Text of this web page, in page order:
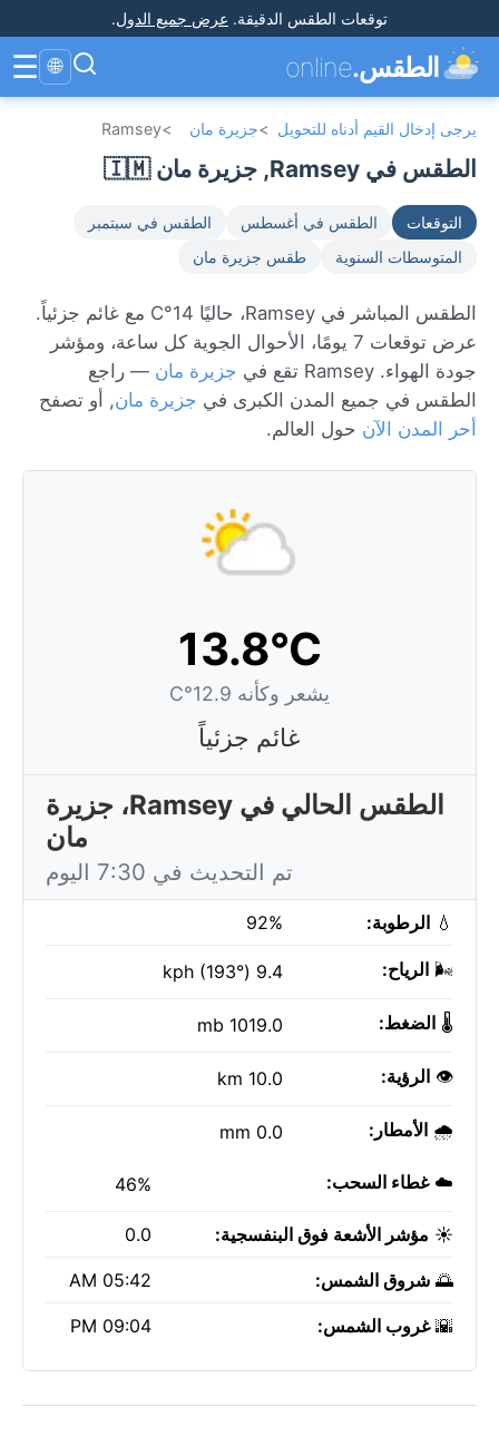
توقعات الطقس الدقيقة. عرض جميع الدول.
الطقس.online
🌐
☰
يرجى إدخال القيم أدناه للتحويل >جزيرة مان >
Ramsey
الطقس في Ramsey, جزيرة مان 🇮🇲
التوقعات الطقس في أغسطس
الطقس في سبتمبر
المتوسطات السنوية
طقس جزيرة مان
الطقس المباشر في Ramsey، حاليًا 14°C مع غائم جزئياً.
عرض توقعات 7 يومًا، الأحوال الجوية كل ساعة، ومؤشر
جودة الهواء. Ramsey تقع في
جزيرة مان — راجع
الطقس في جميع المدن الكبرى في جزيرة مان, أو تصفح
أحر المدن الآن حول العالم.
13.8°C
يشعر وكأنه 12.9°C
غائم جزئياً
الطقس الحالي في Ramsey، جزيرة
مان
تم التحديث في 7:30 اليوم
💧 الرطوبة: 92%
🌬️ الرياح: 9.4 kph (193°)
🌡️ الضغط: 1019.0 mb
👁️ الرؤية: 10.0 km
🌧️ الأمطار: 0.0 mm
☁️غطاء السحب: 46%
☀️ مؤشر الأشعة فوق البنفسجية: 0.0
🌅 شروق الشمس: 05:42 AM
🌇غروب الشمس: 09:04 PM